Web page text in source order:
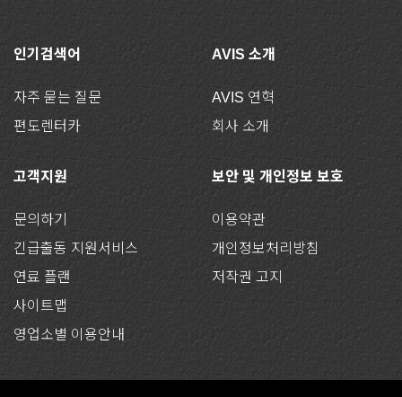
인기검색어
자주 묻는 질문
편도렌터카
AVIS 소개
AVIS 연혁
회사 소개
고객지원
문의하기
긴급출동 지원서비스
연료 플랜
사이트맵
영업소별 이용안내
보안 및 개인정보 보호
이용약관
개인정보처리방침
저작권 고지